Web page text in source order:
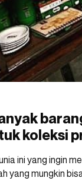
koleksi
ini yang ingin
yang mungkin